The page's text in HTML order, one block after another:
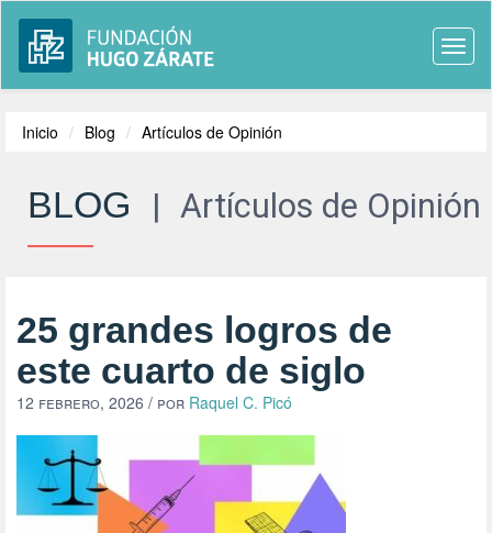
Inicio Blog Artículos de Opinión
BLOG | Artículos de Opinión
25 grandes logros de
este cuarto de siglo
12 febrero, 2026 / por Raquel C. Picó